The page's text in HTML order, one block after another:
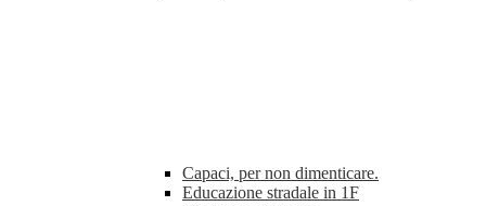
Capaci, per non dimenticare.
Educazione stradale in 1F